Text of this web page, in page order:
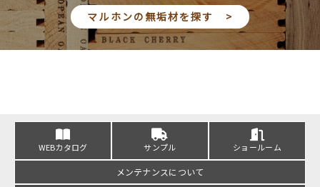
マルホンの無垢材を探す >
WEBカタログ サンプル ショールーム
メンテナンスについて